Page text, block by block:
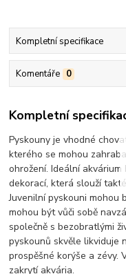
Kompletní specifikace
Komentáře 0
Kompletní
Pyskouny je vhodné
kterého se mohou
ohrožení. Ideální
dekorací, která slouží
Juvenilní pyskouni mohou
mohou být vůči sobě
společně s bezobratlými
pyskounů skvěle likviduje
prospěšné korýše a zévy.
zakrytí akvária.